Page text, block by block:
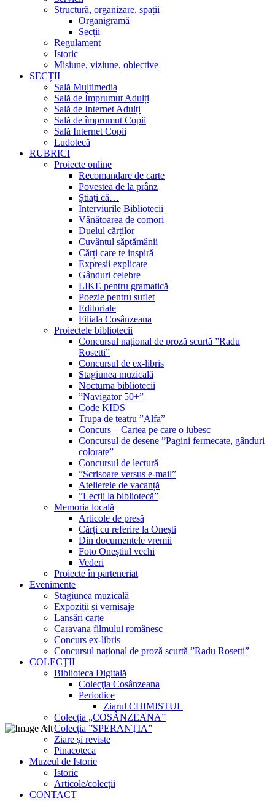
Structură, organizare, spații
Organigramă
Secții
Regulament
Istoric
Misiune, viziune, obiective
SECȚII
Sală Multimedia
Sală de Împrumut Adulți
Sală de Internet Adulți
Sală de împrumut Copii
Sală Internet Copii
Ludotecă
RUBRICI
Proiecte online
Recomandare de carte
Povestea de la prânz
Știați că…
Interviurile Bibliotecii
Vânătoarea de comori
Duelul cărților
Cuvântul săptămânii
Cărți care te inspiră
Expresii explicate
Gânduri celebre
LIKE pentru gramatică
Poezie pentru suflet
Editoriale
Filiala Cosânzeana
Proiectele bibliotecii
Concursul național de proză scurtă ”Radu
Rosetti”
Concursul de ex-libris
Stagiunea muzicală
Nocturna bibliotecii
”Navigator 50+”
Code KIDS
Trupa de teatru ”Alfa”
Concurs – Cartea pe care o iubesc
Concursul de desene ”Pagini fermecate, gânduri
colorate”
Concursul de lectură
”Scrisoare versus e-mail”
Atelierele de vacanță
”Lecții la bibliotecă”
Memoria locală
Articole de presă
Cărți cu referire la Onești
Din documentele vremii
Foto Oneștiul vechi
Vederi
Proiecte în parteneriat
Evenimente
Stagiunea muzicală
Expoziții și vernisaje
Lansări carte
Caravana filmului românesc
Concurs ex-libris
Concursul național de proză scurtă ”Radu Rosetti”
COLECŢII
Biblioteca Digitală
Colecţia Cosânzeana
Periodice
Ziarul CHIMISTUL
Colecția „COSÂNZEANA”
Colecția ”SPERANȚIA”
Ziare și reviste
Pinacoteca
Muzeul de Istorie
Istoric
Articole/colecții
CONTACT